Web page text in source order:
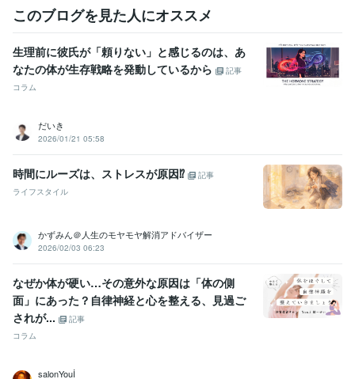
ポジティブ心理学実践インストラクター 取得年 : 2023年
夫婦カウンセラー 取得年 : 2023年
その他ツール
Webカウンセラー:3年ゴスペル:13年英語発音指導:3年
恋愛メール相談:3年
ADHDの子供の子育てアドバイザー:11年
NLPマスタープラクティショナー認定コース修了:2年
悩み相談・カウンセリング 問題解決の糸口発見カウンセリング 自分
のいい所見つけ&他人のいい所見つけ♪
職場いじめ体験 恋愛／夫婦
ADHDの子供を育てる 場面かん黙の
ブ→ポジティブに切り替える質問力 相思相愛カウンセラー
愛カウンセラー
コミュニケーション
恋愛 不倫 子育て 仕事 トラウマ相談
学習指導・資格・キャリア相談 英語の発音アドバイス
NLPコーチン
グ Webカウンセラー（メール相談） 三日坊主繰り返しマスター リ
フレーミング
英語 発音 歌
語学力
このブログを見た人にオススメ
生理前に彼氏が「頼りない」と感じるのは、あ
なたの体が生存戦略を発動しているから
記事
コラム
だいき
2026/01/21 05:58
時間にルーズは、ストレスが原因⁉
記事
ライフスタイル
かずみん＠人生のモヤモヤ解消アドバイザー
2026/02/03 06:23
なぜか体が硬い…その意外な原因は「体の側
面」にあった？自律神経と心を整える、見過ご
されが...
記事
コラム
salonYouİ